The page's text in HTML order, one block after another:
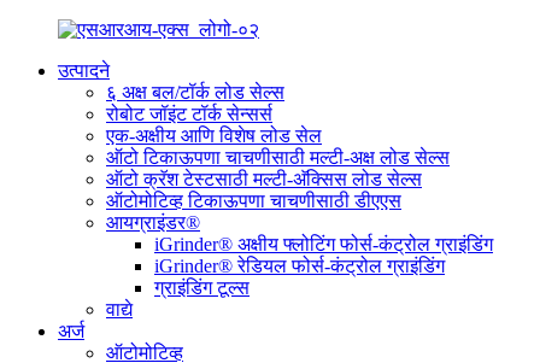
उत्पादने
६ अक्ष बल/टॉर्क लोड सेल्स
रोबोट जॉइंट टॉर्क सेन्सर्स
एक-अक्षीय आणि विशेष लोड सेल
ऑटो टिकाऊपणा चाचणीसाठी मल्टी-अक्ष लोड सेल्स
ऑटो क्रॅश टेस्टसाठी मल्टी-अ‍ॅक्सिस लोड सेल्स
ऑटोमोटिव्ह टिकाऊपणा चाचणीसाठी डीएएस
आयग्राइंडर®
iGrinder® अक्षीय फ्लोटिंग फोर्स-कंट्रोल ग्राइंडिंग
iGrinder® रेडियल फोर्स-कंट्रोल ग्राइंडिंग
ग्राइंडिंग टूल्स
वाद्ये
अर्ज
ऑटोमोटिव्ह